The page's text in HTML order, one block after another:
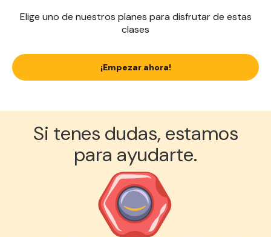
Elige uno de nuestros planes para disfrutar de estas
clases
¡Empezar ahora!
Si tenes dudas, estamos
para ayudarte.